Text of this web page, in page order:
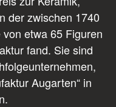
der zwischen 1740
etwa 65 Figuren
fand. Sie sind
Augarten“ in